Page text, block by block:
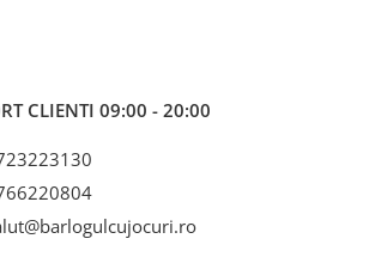
CLIENTI 09:00 - 20:00